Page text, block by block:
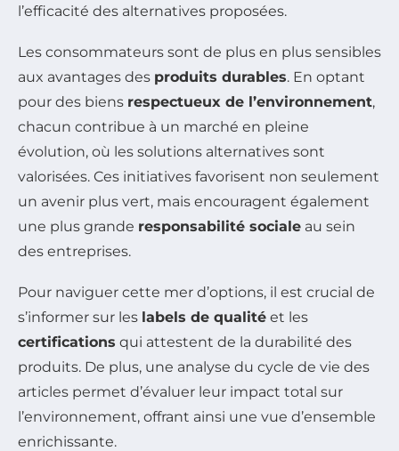
l’efficacité des alternatives proposées.
Les consommateurs sont de plus en plus sensibles
aux avantages des produits durables. En optant
pour des biens respectueux de l’environnement,
chacun contribue à un marché en pleine
évolution, où les solutions alternatives sont
valorisées. Ces initiatives favorisent non seulement
un avenir plus vert, mais encouragent également
une plus grande responsabilité sociale au sein
des entreprises.
Pour naviguer cette mer d’options, il est crucial de
s’informer sur les labels de qualité et les
certifications qui attestent de la durabilité des
produits. De plus, une analyse du cycle de vie des
articles permet d’évaluer leur impact total sur
l’environnement, offrant ainsi une vue d’ensemble
enrichissante.